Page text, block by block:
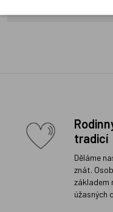
tradicí
Děláme
znát.
základem
úžasných